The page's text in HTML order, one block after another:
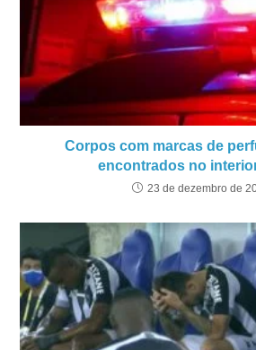
Corpos com marcas de
encontrados no
23 de dezembro de